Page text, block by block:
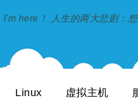
here！ 人生的两大悲剧：
Linux 虚拟主机